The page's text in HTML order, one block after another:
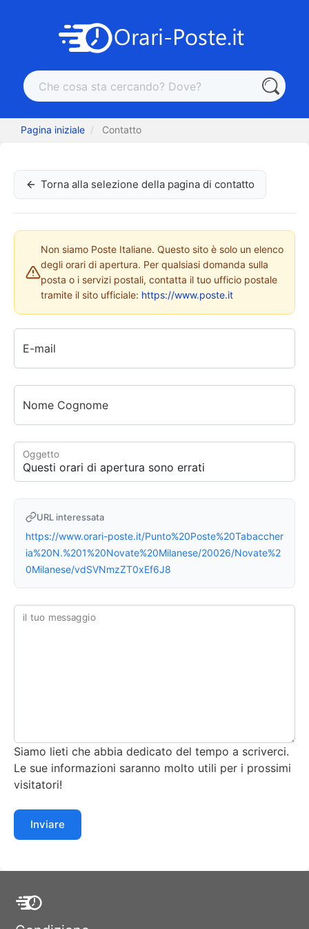
Pagina iniziale Contatto
Torna alla selezione della pagina di contatto
Non siamo Poste Italiane. Questo sito è solo un elenco
degli orari di apertura. Per qualsiasi domanda sulla
posta o i servizi postali, contatta il tuo ufficio postale
tramite il sito ufficiale: https://www.poste.it
E-mail
Nome Cognome
Oggetto
URL interessata
https://www.orari-poste.it/Punto%20Poste%20Tabaccher
ia%20N.%201%20Novate%20Milanese/20026/Novate%2
0Milanese/vdSVNmzZT0xEf6J8
il tuo messaggio
Siamo lieti che abbia dedicato del tempo a scriverci.
Le sue informazioni saranno molto utili per i prossimi
visitatori!
Inviare